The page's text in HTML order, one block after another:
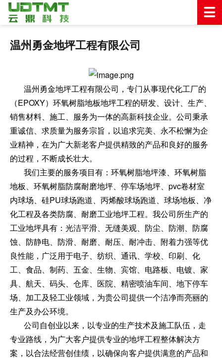
温州勇金地坪工程有限公司
温州勇金地坪工程有限公司，专门从事现代化工厂的
（EPOXY）环氧树脂地板地坪工程的研发、设计、生产、
销售材料、施工、服务为一体的高新科技企业。公司秉承
重诚信、求质量为服务宗旨，以追求完美、永不松懈为企
业精神，在为广大新老客户提供精致的产品和良好的服务
的过程，不断成长壮大。
我们主要的服务项目有：环氧树脂地坪漆、环氧树脂
地板、环氧树脂防腐耐磨地坪、停车场地坪、pvc卷材室
内球场、硅PU球场跑道、丙烯酸球场跑道、球场地板、净
化工程及各类防腐、耐磨工业地坪工程。我公司所生产的
工业地坪具有：光洁平滑、无缝美观、防尘、防潮、防腐
蚀、防静电、防滑、耐磨、耐压、耐冲击、附着力强等优
良性能，广泛用于电子、纺织、通讯、学校、印刷、化
工、食品、制药、五金、生物、宾馆、电路板、电镀、家
具、航天、码头、仓库、医院、精密喷油车间、地下停车
场、加工及轻工业领域，为贵公司提供一个洁净而亮丽的
生产及办公环境。
公司自创业以来，以专业的生产技术及施工队伍，走
专业路线，为广大客户提供专业的地坪工程整体解决方
案，以合法经营创佳绩，以确保向客户提供满意的产品和